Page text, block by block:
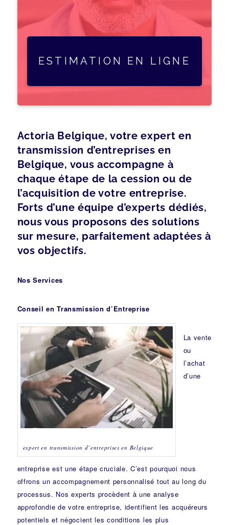
ESTIMATION EN LIGNE
Actoria Belgique, votre expert en
transmission d’entreprises en
Belgique, vous accompagne à
chaque étape de la cession ou de
l’acquisition de votre entreprise.
Forts d’une équipe d’experts dédiés,
nous vous proposons des solutions
sur mesure, parfaitement adaptées à
vos objectifs.
Nos Services
Conseil en Transmission d’Entreprise
expert en transmission d’entreprises en Belgique
La vente
ou
l’achat
d’une
entreprise est une étape cruciale. C’est pourquoi nous
offrons un accompagnement personnalisé tout au long du
processus. Nos experts procèdent à une analyse
approfondie de votre entreprise, identifient les acquéreurs
potentiels et négocient les conditions les plus